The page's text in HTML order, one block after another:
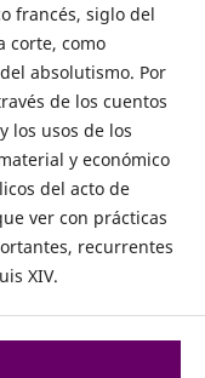
francés, siglo del
corte, como
absolutismo. Por
de los cuentos
los usos de los
y económico
del acto de
ver con prácticas
recurrentes
XIV.